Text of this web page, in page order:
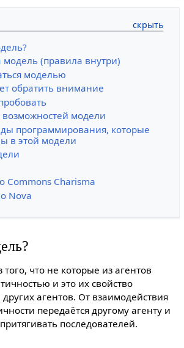
модель (правила внутри)
моделью
обратить внимание
модели
программирования, которые
в этой модели
Commons Charisma
Nova
что не которые из агентов
и это их свойство
агентов. От взаимодействия
передаётся другому агенту и
последователей.